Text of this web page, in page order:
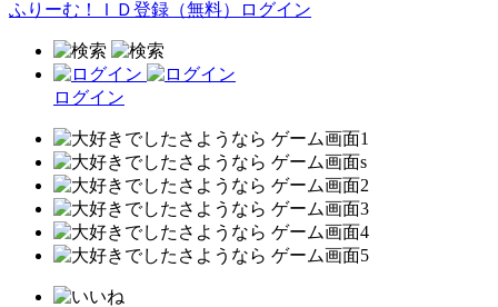
ふりーむ！ＩＤ登録（無料） ログイン
ログイン